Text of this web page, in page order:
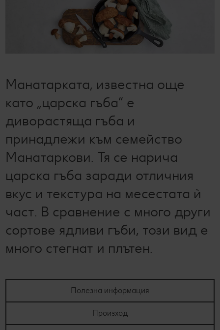
Лексикон на свежестта
Ние сме семейство
Съвети от кухнята
Развлечения, отдих и свободно време
Манатарката, известна още
като „царска гъба“ е
диворастяща гъба и
принадлежи към семейство
Манатаркови. Тя се нарича
царска гъба заради отличния
вкус и текстура на месестата ѝ
част. В сравнение с много други
сортове ядливи гъби, този вид е
много стегнат и плътен.
Полезна информация
Произход